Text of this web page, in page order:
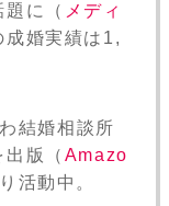
に（ メディ
成婚実績は1,
結婚相談所
版（ Amazo
活動中。